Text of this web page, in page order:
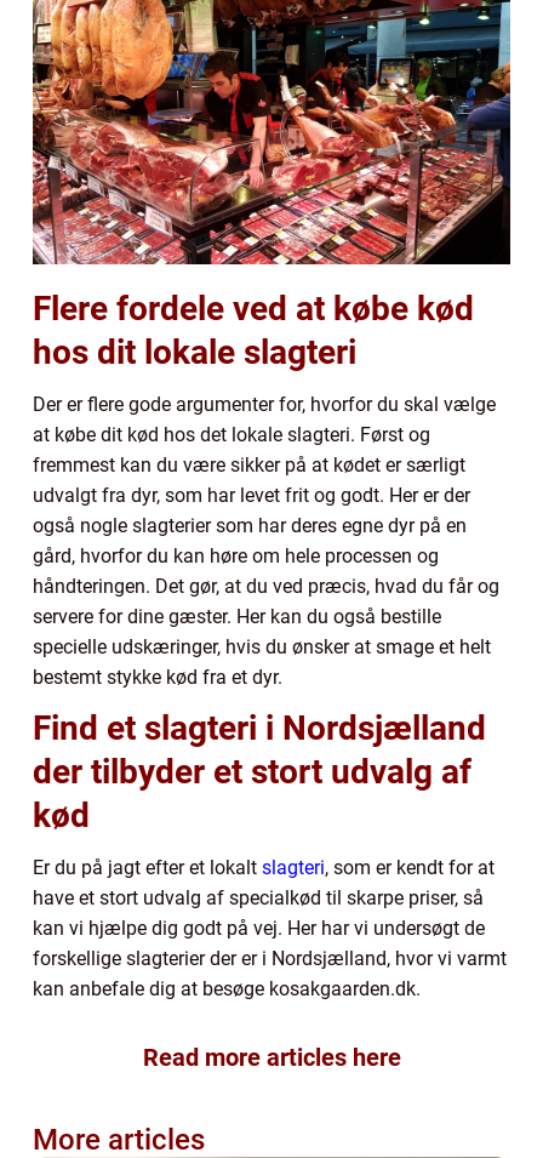
Flere fordele ved at købe kød
hos dit lokale slagteri
Der er flere gode argumenter for, hvorfor du skal vælge
at købe dit kød hos det lokale slagteri. Først og
fremmest kan du være sikker på at kødet er særligt
udvalgt fra dyr, som har levet frit og godt. Her er der
også nogle slagterier som har deres egne dyr på en
gård, hvorfor du kan høre om hele processen og
håndteringen. Det gør, at du ved præcis, hvad du får og
servere for dine gæster. Her kan du også bestille
specielle udskæringer, hvis du ønsker at smage et helt
bestemt stykke kød fra et dyr.
Find et slagteri i Nordsjælland
der tilbyder et stort udvalg af
kød
Er du på jagt efter et lokalt slagteri, som er kendt for at
have et stort udvalg af specialkød til skarpe priser, så
kan vi hjælpe dig godt på vej. Her har vi undersøgt de
forskellige slagterier der er i Nordsjælland, hvor vi varmt
kan anbefale dig at besøge kosakgaarden.dk.
Read more articles here
More articles